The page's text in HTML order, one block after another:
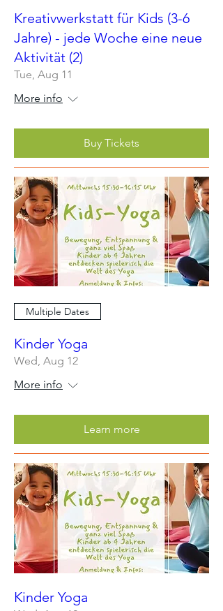
Kreativwerkstatt für Kids (3-6
Jahre) - jede Woche eine neue
Aktivität (2)
Tue, Aug 11
More info
Buy Tickets
Multiple Dates
Kinder Yoga
Wed, Aug 12
More info
Learn more
Kinder Yoga